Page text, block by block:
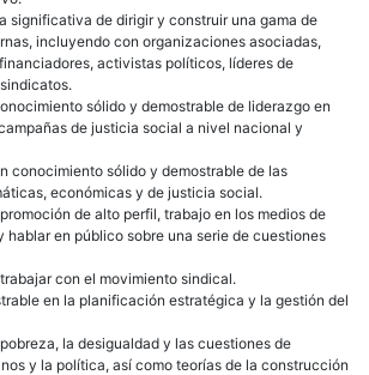
significativa de dirigir y construir una gama de
incluyendo con organizaciones asociadas,
activistas políticos, líderes de
sólido y demostrable de liderazgo en
de justicia social a nivel nacional y
conocimiento sólido y demostrable de las
económicas y de justicia social.
de alto perfil, trabajo en los medios de
hablar en público sobre una serie de cuestiones
con el movimiento sindical.
en la planificación estratégica y la gestión del
la desigualdad y las cuestiones de
y la política, así como teorías de la construcción